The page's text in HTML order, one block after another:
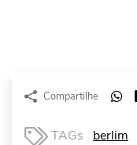
Compartilhe
TAGs berlim